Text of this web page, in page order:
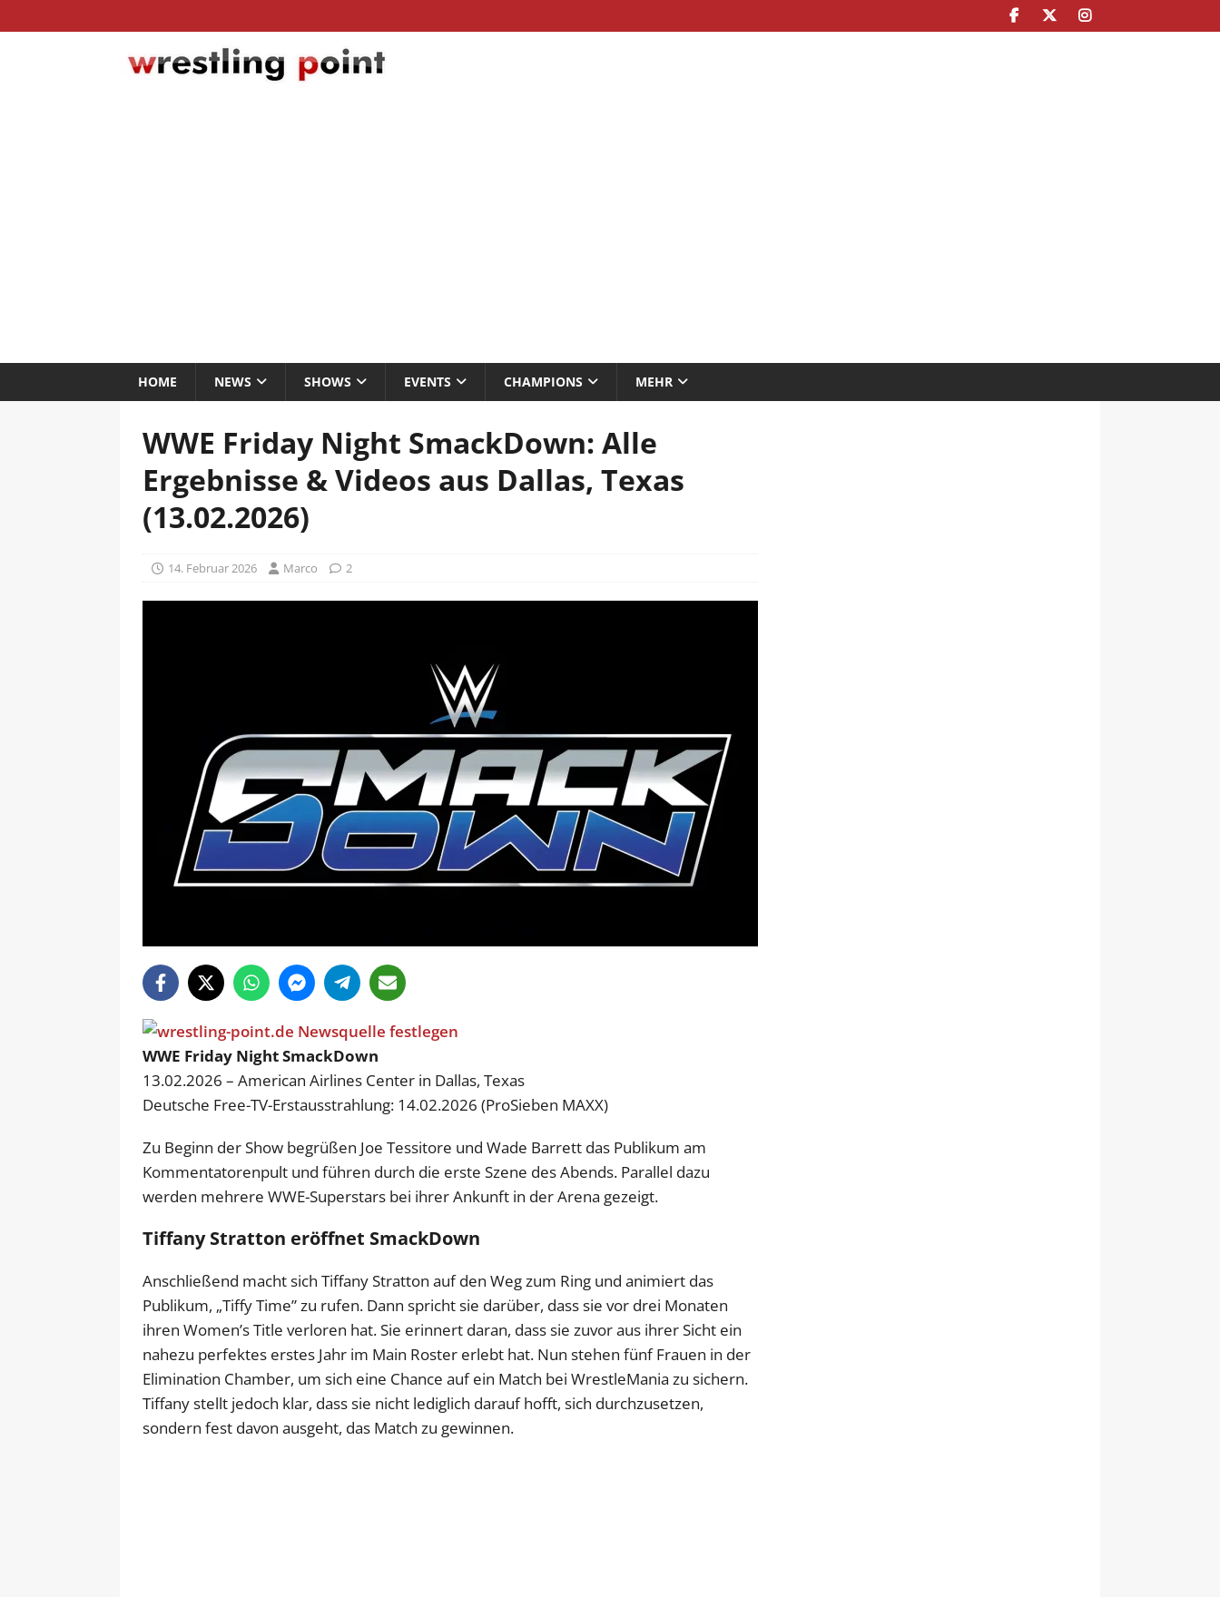
HOME NEWS SHOWS EVENTS CHAMPIONS MEHR
WWE Friday Night SmackDown: Alle
Ergebnisse & Videos aus Dallas, Texas
(13.02.2026)
14. Februar 2026 Marco 2
WWE Friday Night SmackDown
13.02.2026 – American Airlines Center in Dallas, Texas
Deutsche Free-TV-Erstausstrahlung: 14.02.2026 (ProSieben MAXX)
Zu Beginn der Show begrüßen Joe Tessitore und Wade Barrett das Publikum am
Kommentatorenpult und führen durch die erste Szene des Abends. Parallel dazu
werden mehrere WWE-Superstars bei ihrer Ankunft in der Arena gezeigt.
Tiffany Stratton eröffnet SmackDown
Anschließend macht sich Tiffany Stratton auf den Weg zum Ring und animiert das
Publikum, „Tiffy Time” zu rufen. Dann spricht sie darüber, dass sie vor drei Monaten
ihren Women’s Title verloren hat. Sie erinnert daran, dass sie zuvor aus ihrer Sicht ein
nahezu perfektes erstes Jahr im Main Roster erlebt hat. Nun stehen fünf Frauen in der
Elimination Chamber, um sich eine Chance auf ein Match bei WrestleMania zu sichern.
Tiffany stellt jedoch klar, dass sie nicht lediglich darauf hofft, sich durchzusetzen,
sondern fest davon ausgeht, das Match zu gewinnen.